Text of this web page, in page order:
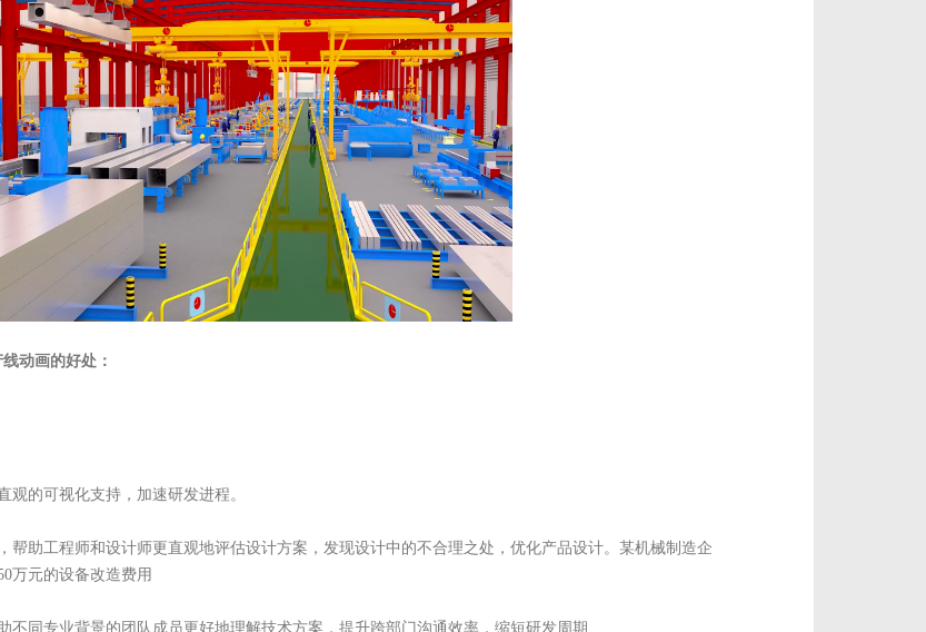
动画的好处：
的可视化支持，加速研发进程。
帮助工程师和设计师更直观地评估设计方案，发现设计中的不合理之处，优化产品设计。某机械制造企
万元的设备改造费用
不同专业背景的团队成员更好地理解技术方案，提升跨部门沟通效率，缩短研发周期